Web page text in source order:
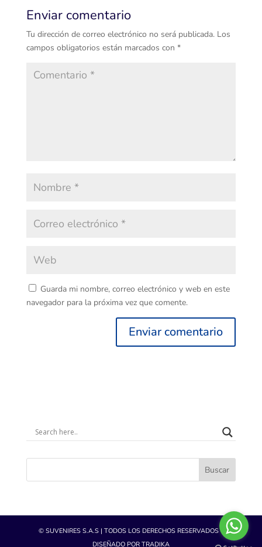
Enviar comentario
Tu dirección de correo electrónico no será publicada. Los
campos obligatorios están marcados con *
Guarda mi nombre, correo electrónico y web en este
navegador para la próxima vez que comente.
Buscar
© SUVENIRES S.A.S | TODOS LOS DERECHOS RESERVADOS -
DISEÑADO POR TRADIKA